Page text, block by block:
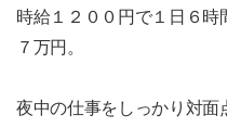
時給１２００円で１日６時
７万円。
夜中の仕事をしっかり対面